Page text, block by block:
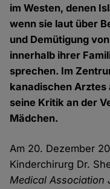
im Westen, denen
wenn sie laut über
und Demütigung
innerhalb ihrer
sprechen. Im
kanadischen
seine Kritik an der
Mädchen.
Am 20. Dezember
Kinderchirurg Dr.
Medical Association